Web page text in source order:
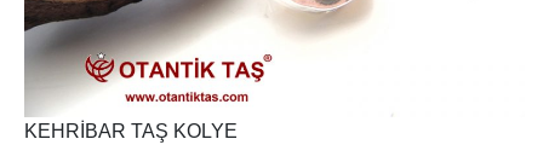
KEHRİBAR TAŞ KOLYE